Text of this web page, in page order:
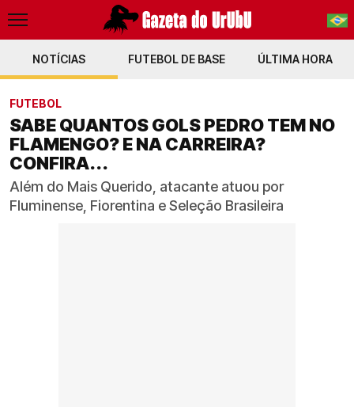
PT-BR
NOTÍCIAS FUTEBOL DE BASE ÚLTIMA HORA
FUTEBOL
SABE QUANTOS GOLS PEDRO TEM NO
FLAMENGO? E NA CARREIRA?
CONFIRA...
Além do Mais Querido, atacante atuou por
Fluminense, Fiorentina e Seleção Brasileira